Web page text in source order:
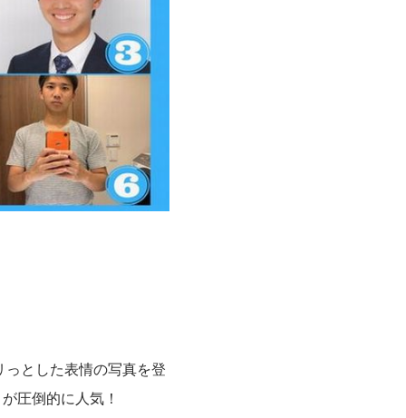
とした表情の写真を登
圧倒的に人気！